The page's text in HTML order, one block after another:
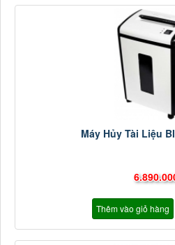
Máy Hủy Tài Liệu
Thêm vào giỏ hàng